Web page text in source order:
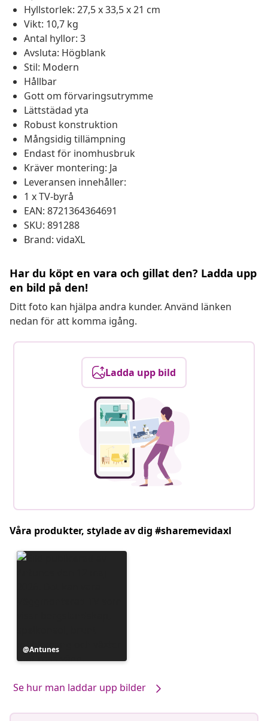
Hyllstorlek: 27,5 x 33,5 x 21 cm
Vikt: 10,7 kg
Antal hyllor: 3
Avsluta: Högblank
Stil: Modern
Hållbar
Gott om förvaringsutrymme
Lättstädad yta
Robust konstruktion
Mångsidig tillämpning
Endast för inomhusbruk
Kräver montering: Ja
Leveransen innehåller:
1 x TV-byrå
EAN: 8721364364691
SKU: 891288
Brand: vidaXL
Har du köpt en vara och gillat den? Ladda upp
en bild på den!
Ditt foto kan hjälpa andra kunder. Använd länken
nedan för att komma igång.
Ladda upp bild
Våra produkter, stylade av dig #sharemevidaxl
Inlägg
publicerat
Antunes
Se hur man laddar upp bilder